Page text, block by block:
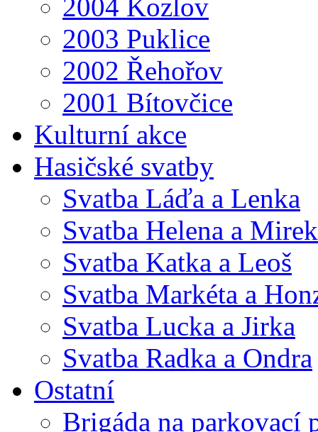
2004 Kozlov
2003 Puklice
2002 Řehořov
2001 Bítovčice
Kulturní akce
Hasičské svatby
Svatba Láďa a Lenka
Svatba Helena a Mirek
Svatba Katka a Leoš
Svatba Markéta a
Svatba Lucka a Jirka
Svatba Radka a Ondra
Ostatní
Brigáda na parkovací